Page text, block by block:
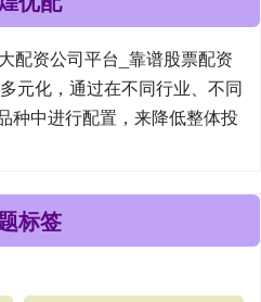
配资公司平台_靠谱股票配资
元化，通过在不同行业、不同
种中进行配置，来降低整体投
标签